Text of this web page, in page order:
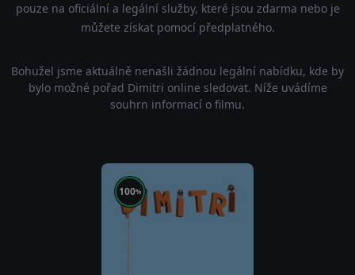
pouze na oficiální a legální služby, které jsou zdarma nebo je
můžete získat pomocí předplatného.
Bohužel jsme aktuálně nenašli žádnou legální nabídku, kde by
bylo možné pořad Dimitri online sledovat. Níže uvádíme
souhrn informací o filmu.
100%